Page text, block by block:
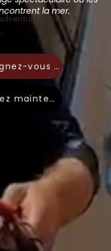
la mer.
through the
famous Sandwich
giant dunes meet the
Bay Lagoon (RAMSAR
flamingos, pelicans and
Bay Salt Refinery
driving with
guides
opportunities
history, wildlife
refreshments and
Renseignez-vous dès maintenant
Réservez maintenant